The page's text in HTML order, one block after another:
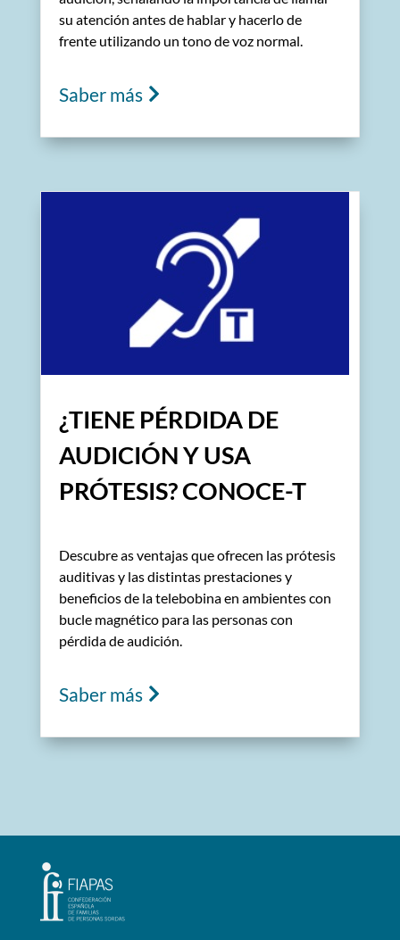
su atención antes de hablar y hacerlo de
frente utilizando un tono de voz normal.
Saber más
¿TIENE PÉRDIDA DE
AUDICIÓN Y USA
PRÓTESIS? CONOCE-T
Descubre as ventajas que ofrecen las prótesis
auditivas y las distintas prestaciones y
beneficios de la telebobina en ambientes con
bucle magnético para las personas con
pérdida de audición.
Saber más